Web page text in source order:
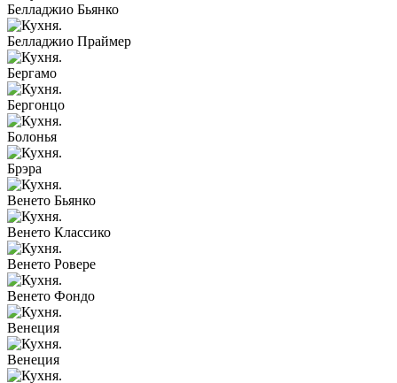
Белладжио Бьянко
Белладжио Праймер
Бергамо
Бергонцо
Болонья
Брэра
Венето Бьянко
Венето Классико
Венето Ровере
Венето Фондо
Венеция
Венеция